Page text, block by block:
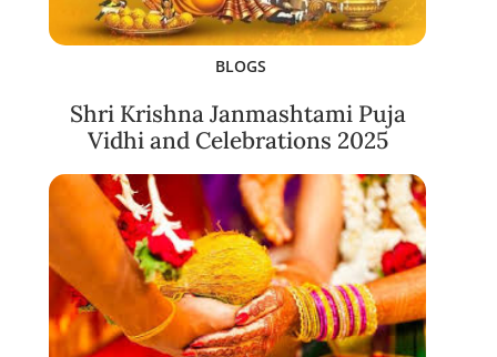
BLOGS
Shri Krishna Janmashtami Puja
Vidhi and Celebrations 2025